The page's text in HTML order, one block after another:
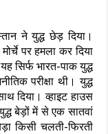
ने युद्ध छेड़ दिया।
पर हमला कर दिया
सिर्फ भारत-पाक युद्ध
परीक्षा थी। युद्ध
दिया। व्हाइट हाउस
बेड़ों में से एक सातवां
किसी चलती-फिरती